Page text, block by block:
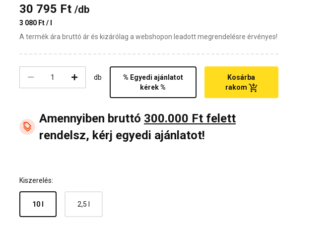
30 795 Ft /db
3 080 Ft / l
A termék ára bruttó ár és kizárólag a webshopon leadott megrendelésre érvényes!
db
% Egyedi ajánlatot
kérek %
Kosárba
rakom
Amennyiben bruttó 300.000 Ft felett
rendelsz, kérj egyedi ajánlatot!
Kiszerelés:
10 l 2,5 l